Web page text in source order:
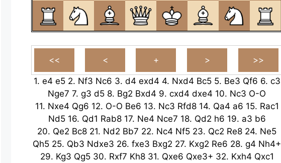
1. e4 e5 2. Nf3 Nc6 3. d4 exd4 4. Nxd4 Bc5 5. Be3 Qf6 6. c3
Nge7 7. g3 d5 8. Bg2 Bxd4 9. cxd4 dxe4 10. Nc3 O-O
11. Nxe4 Qg6 12. O-O Be6 13. Nc3 Rfd8 14. Qa4 a6 15. Rac1
Nd5 16. Qd1 Rab8 17. Ne4 Nce7 18. Qd2 h6 19. a3 b6
20. Qe2 Bc8 21. Nd2 Bb7 22. Nc4 Nf5 23. Qc2 Re8 24. Ne5
Qh5 25. Qb3 Ndxe3 26. fxe3 Bxg2 27. Kxg2 Re6 28. g4 Nh4+
29. Kg3 Qg5 30. Rxf7 Kh8 31. Qxe6 Qxe3+ 32. Kxh4 Qxc1